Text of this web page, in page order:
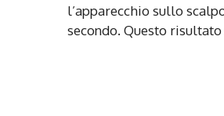
l’apparecchio sullo
secondo. Questo